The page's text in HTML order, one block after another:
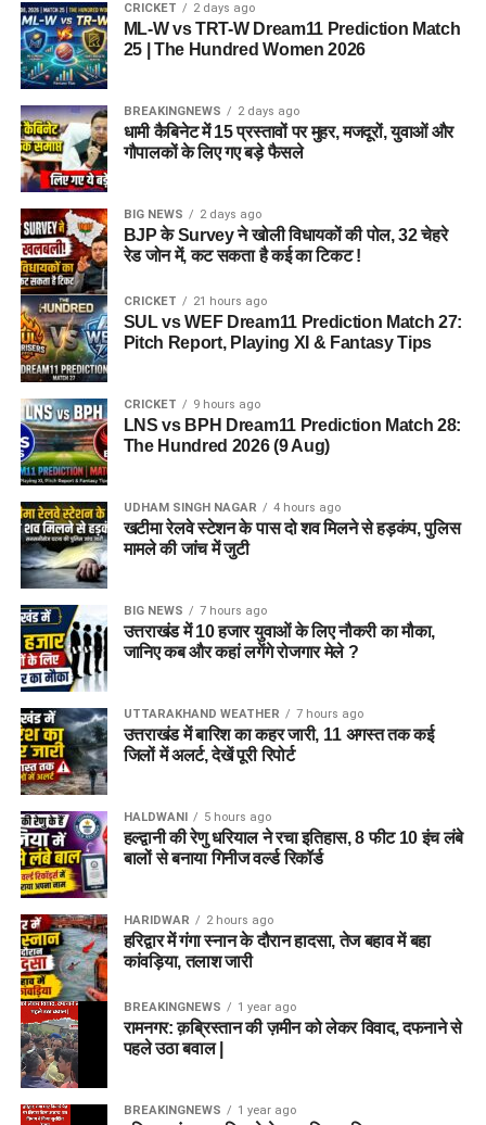
भी मदद मिलने की उम्मीद है।
CRICKET 2 days ago
ML-W vs TRT-W Dream11 Prediction Match
25 | The Hundred Women 2026
BREAKINGNEWS 2 days ago
धामी कैबिनेट में 15 प्रस्तावों पर मुहर, मजदूरों, युवाओं और
गौपालकों के लिए गए बड़े फैसले
BIG NEWS 2 days ago
BJP के Survey ने खोली विधायकों की पोल, 32 चेहरे
रेड जोन में, कट सकता है कई का टिकट !
CRICKET 21 hours ago
SUL vs WEF Dream11 Prediction Match 27:
Pitch Report, Playing XI & Fantasy Tips
CRICKET 9 hours ago
LNS vs BPH Dream11 Prediction Match 28:
The Hundred 2026 (9 Aug)
UDHAM SINGH NAGAR 4 hours ago
खटीमा रेलवे स्टेशन के पास दो शव मिलने से हड़कंप, पुलिस
मामले की जांच में जुटी
BIG NEWS 7 hours ago
उत्तराखंड में 10 हजार युवाओं के लिए नौकरी का मौका,
जानिए कब और कहां लगेंगे रोजगार मेले ?
UTTARAKHAND WEATHER 7 hours ago
उत्तराखंड में बारिश का कहर जारी, 11 अगस्त तक कई
जिलों में अलर्ट, देखें पूरी रिपोर्ट
HALDWANI 5 hours ago
हल्द्वानी की रेणु धरियाल ने रचा इतिहास, 8 फीट 10 इंच लंबे
बालों से बनाया गिनीज वर्ल्ड रिकॉर्ड
HARIDWAR 2 hours ago
हरिद्वार में गंगा स्नान के दौरान हादसा, तेज बहाव में बहा
कांवड़िया, तलाश जारी
BREAKINGNEWS 1 year ago
रामनगर: क़ब्रिस्तान की ज़मीन को लेकर विवाद, दफनाने से
पहले उठा बवाल |
BREAKINGNEWS 1 year ago